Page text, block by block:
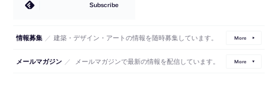
Subscribe
情報募集 ／ 建築・デザイン・アートの情報を随時募集しています。 More
メールマガジン ／ メールマガジンで最新の情報を配信しています。 More